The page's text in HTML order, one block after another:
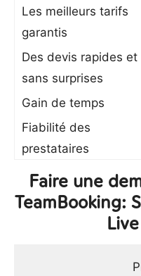
Les meilleurs tarifs
garantis
Des devis rapides et
sans surprises
Gain de temps
Fiabilité des
prestataires
Faire une
TeamBooking: